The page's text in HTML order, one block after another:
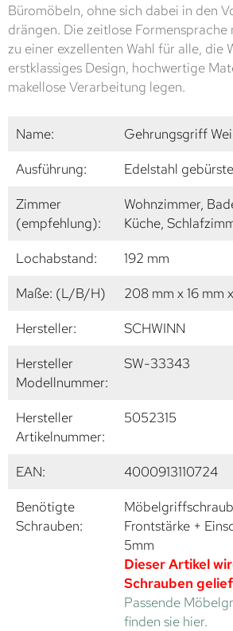
Büromöbeln, ohne sich dabei in den
drängen. Die zeitlose Formensprache
zu einer exzellenten Wahl für alle, die
erstklassiges Design, hochwertige
makellose Verarbeitung legen.
Name:
Gehrungsgriff
Ausführung:
Edelstahl
Zimmer
(empfehlung):
Wohnzimmer,
Küche,
Lochabstand:
192 mm
Maße: (L/B/H)
208 mm x 16 mm
Hersteller:
SCHWINN
Hersteller
Modellnummer:
SW-33343
Hersteller
Artikelnummer:
5052315
EAN:
4000913110724
Benötigte
Schrauben:
Frontstärke +
5mm
Dieser Artikel
Schrauben
Passende
finden sie hier.